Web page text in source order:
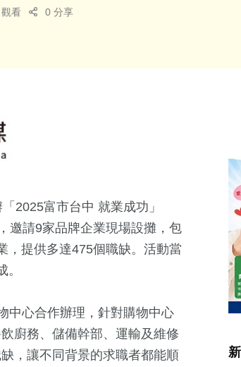
看 0 分享
2025富市台中 就業成功」
邀請9家品牌企業現場設攤，包
，提供多達475個職缺。活動當
中心合作辦理，針對購物中心
廚務、儲備幹部、運輸及維修
，讓不同背景的求職者都能順